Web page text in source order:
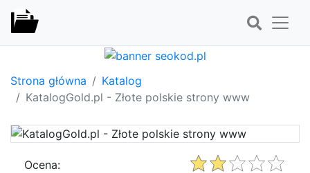
Strona główna
Katalog
KatalogGold.pl - Złote polskie strony www
Ocena: